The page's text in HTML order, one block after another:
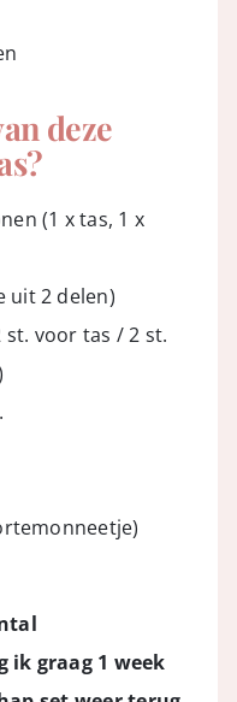
deze
(1 x tas, 1 x
uit 2 delen)
st. voor tas / 2 st.
ik graag 1 week